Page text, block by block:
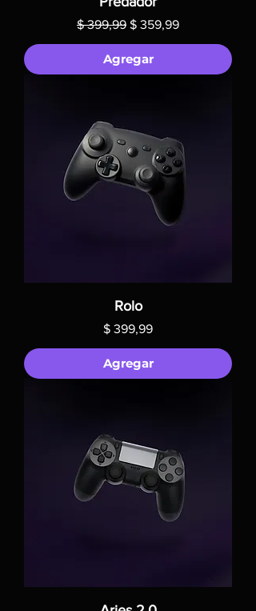
Precio
$ 399,99 Precio de oferta
$ 359,99
Agregar
Rolo
Precio
$ 399,99
Agregar